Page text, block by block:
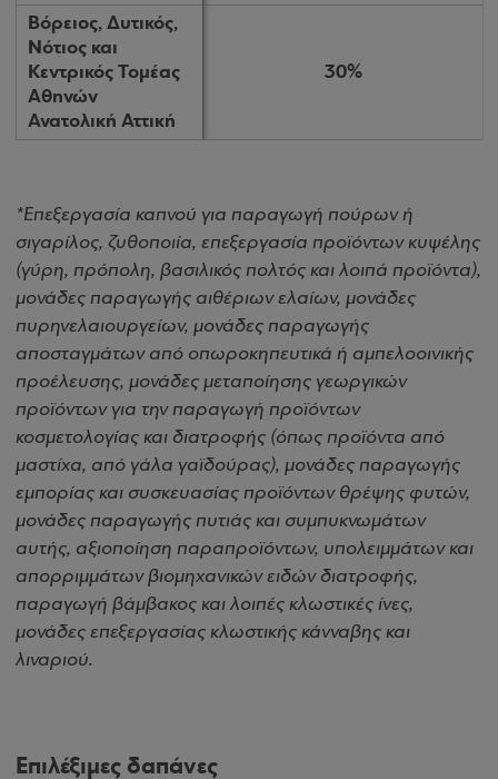
Βόρειος, Δυτικός,
Νότιος και
Κεντρικός Τομέας
Αθηνών
Ανατολική Αττική
30%
Βόρειος, Δυτικός,
Νότιος και
Κεντρικός Τομέας
Αθηνών
Ανατολική Αττική
30%
*Επεξεργασία καπνού για παραγωγή πούρων ή
σιγαρίλος, ζυθοποιία, επεξεργασία προϊόντων κυψέλης
(γύρη, πρόπολη, βασιλικός πολτός και λοιπά προϊόντα),
μονάδες παραγωγής αιθέριων ελαίων, μονάδες
πυρηνελαιουργείων, μονάδες παραγωγής
αποσταγμάτων από οπωροκηπευτικά ή αμπελοοινικής
προέλευσης, μονάδες μεταποίησης γεωργικών
προϊόντων για την παραγωγή προϊόντων
κοσμετολογίας και διατροφής (όπως προϊόντα από
μαστίχα, από γάλα γαϊδούρας), μονάδες παραγωγής
εμπορίας και συσκευασίας προϊόντων θρέψης φυτών,
μονάδες παραγωγής πυτιάς και συμπυκνωμάτων
αυτής, αξιοποίηση παραπροϊόντων, υπολειμμάτων και
απορριμμάτων βιομηχανικών ειδών διατροφής,
παραγωγή βάμβακος και λοιπές κλωστικές ίνες,
μονάδες επεξεργασίας κλωστικής κάνναβης και
λιναριού.
Επιλέξιμες δαπάνες